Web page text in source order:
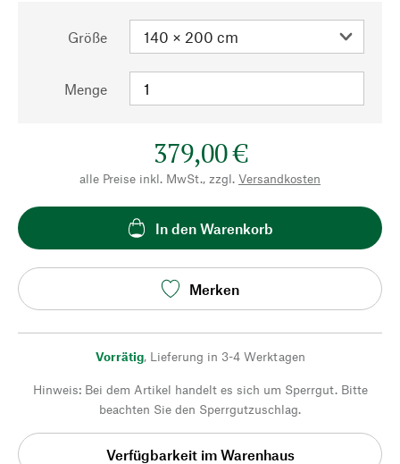
Größe
Menge
379,00 €
alle Preise inkl. MwSt., zzgl. Versandkosten
In den Warenkorb
Merken
Vorrätig, Lieferung in 3-4 Werktagen
Hinweis: Bei dem Artikel handelt es sich um Sperrgut. Bitte
beachten Sie den Sperrgutzuschlag.
Verfügbarkeit im Warenhaus